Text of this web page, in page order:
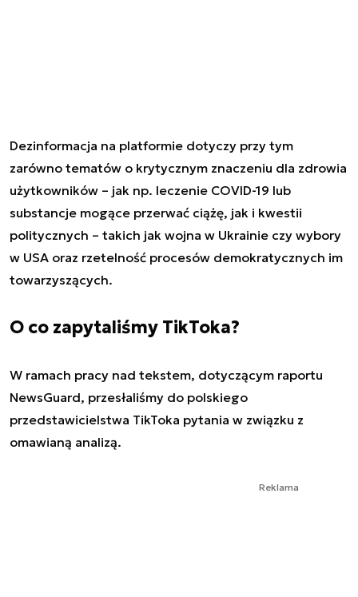
Dezinformacja na platformie dotyczy przy tym
zarówno tematów o krytycznym znaczeniu dla zdrowia
użytkowników – jak np. leczenie COVID-19 lub
substancje mogące przerwać ciążę, jak i kwestii
politycznych – takich jak wojna w Ukrainie czy wybory
w USA oraz rzetelność procesów demokratycznych im
towarzyszących.
O co zapytaliśmy TikToka?
W ramach pracy nad tekstem, dotyczącym raportu
NewsGuard, przesłaliśmy do polskiego
przedstawicielstwa TikToka pytania w związku z
omawianą analizą.
Reklama